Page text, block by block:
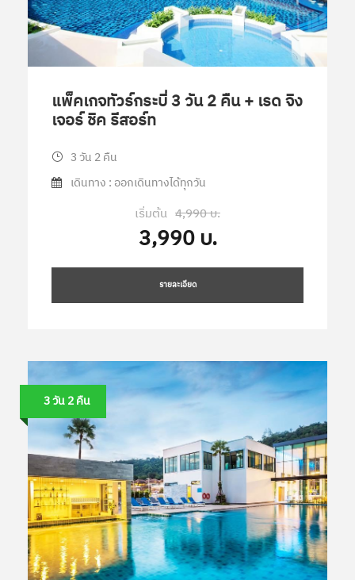
แพ็คเกจทัวร์กระบี่ 3 วัน 2 คืน + เรด จิง
เจอร์ ชิค รีสอร์ท
3 วัน 2 คืน
เดินทาง : ออกเดินทางได้ทุกวัน
เริ่มต้น 4,990 บ.
3,990 บ.
รายละเอียด
3 วัน 2 คืน